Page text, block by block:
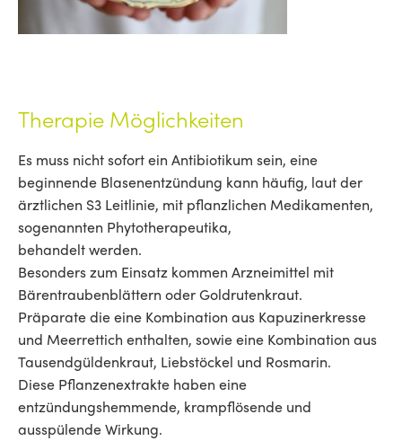
Therapie Möglichkeiten
Es muss nicht sofort ein Antibiotikum sein, eine
beginnende Blasenentzündung kann häufig, laut der
ärztlichen S3 Leitlinie, mit pflanzlichen Medikamenten,
sogenannten Phytotherapeutika,
behandelt werden.
Besonders zum Einsatz kommen Arzneimittel mit
Bärentraubenblättern oder Goldrutenkraut.
Präparate die eine Kombination aus Kapuzinerkresse
und Meerrettich enthalten, sowie eine Kombination aus
Tausendgüldenkraut, Liebstöckel und Rosmarin.
Diese Pflanzenextrakte haben eine
entzündungshemmende, krampflösende und
ausspülende Wirkung.